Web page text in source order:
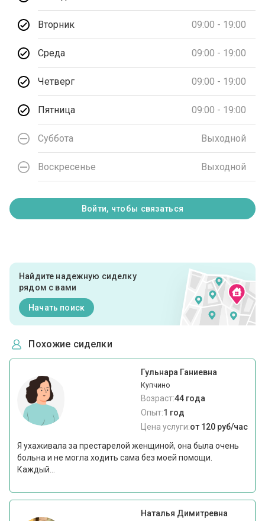
Вторник 09:00 - 19:00
Среда 09:00 - 19:00
Четверг 09:00 - 19:00
Пятница 09:00 - 19:00
Суббота Выходной
Воскресенье Выходной
Войти, чтобы связаться
Найдите надежную сиделку
рядом с вами
Начать поиск
Похожие сиделки
Гульнара Ганиевна
Купчино
Возраст:44 года
Опыт:1 год
Цена услуги:от 120 руб/час
Я ухаживала за престарелой женщиной, она была очень
больна и не могла ходить сама без моей помощи.
Каждый...
Наталья Димитревна